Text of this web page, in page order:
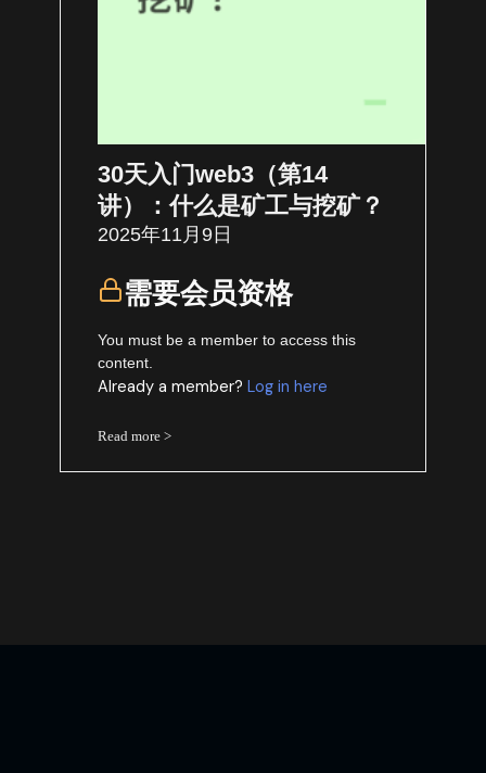
30天入门web3（第14
讲）：什么是矿工与挖矿？
2025年11月9日
需要会员资格
You must be a member to access this
content.
Already a member?Log in here
Read more >